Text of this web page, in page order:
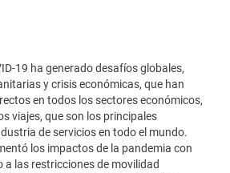
19 ha generado desafíos globales,
y crisis económicas, que han
en todos los sectores económicos,
viajes, que son los principales
de servicios en todo el mundo.
los impactos de la pandemia con
a las restricciones de movilidad